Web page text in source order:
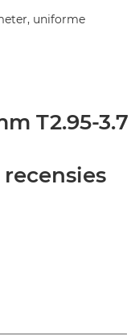
uniforme
T2.95-3.7